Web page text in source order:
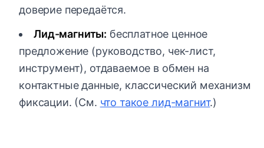
доверие передаётся.
Лид-магниты: бесплатное ценное
предложение (руководство, чек-лист,
инструмент), отдаваемое в обмен на
контактные данные, классический механизм
фиксации. (См. что такое лид-магнит.)